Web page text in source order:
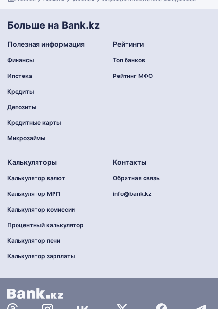
Больше на Bank.kz
Полезная информация
Финансы
Ипотека
Кредиты
Депозиты
Кредитные карты
Микрозаймы
Рейтинги
Топ банков
Рейтинг МФО
Калькуляторы
Калькулятор валют
Калькулятор МРП
Калькулятор комиссии
Процентный калькулятор
Калькулятор пени
Калькулятор зарплаты
Контакты
Обратная связь
info@bank.kz